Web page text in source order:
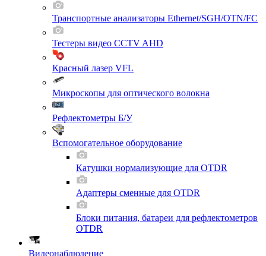
Транспортные анализаторы Ethernet/SGH/OTN/FC
Тестеры видео CCTV AHD
Красный лазер VFL
Микроскопы для оптического волокна
Рефлектометры Б/У
Вспомогательное оборудование
Катушки нормализующие для OTDR
Адаптеры сменные для OTDR
Блоки питания, батареи для рефлектометров
OTDR
Видеонаблюдение